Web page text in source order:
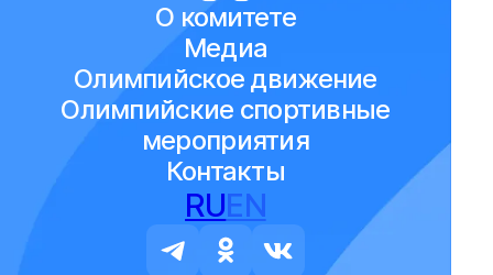
О комитете
Медиа
Олимпийское движение
Олимпийские спортивные
мероприятия
Контакты
RUEN